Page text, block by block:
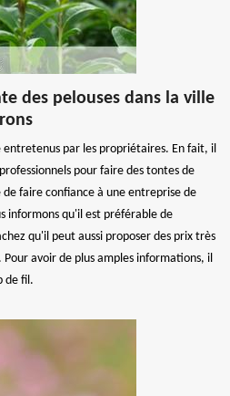
des pelouses dans la ville
par les propriétaires. En fait, il
pour faire des tontes de
de faire confiance à une entreprise de
informons qu'il est préférable de
qu'il peut aussi proposer des prix très
Pour avoir de plus amples informations, il
de fil.